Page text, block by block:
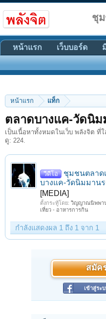
หน้าแรก แท็ก
ตลาดบางแค-วัดนิม
เป็นเนื้อหาทั้งหมดในเว็บ พลังจิต ที่
ดู: 224.
วีดีโอ
ชุมชนตลาด
บางแค-วัดนิมมานร
[MEDIA]
ตั้งกระทู้โดย: วิญญาณนิพพา
เที่ยว - อาหารการกิน
กำลังแสดงผล 1 ถึง 1 จาก 1
สมัค
เข้าสู่ระ
ชุ
หน้าแรก เว็บบอร์ด